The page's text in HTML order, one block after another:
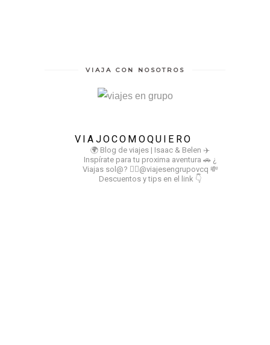
VIAJA CON NOSOTROS
VIAJOCOMOQUIERO
🌍 Blog de viajes | Isaac & Belen ✈️
Inspírate para tu proxima aventura 🚗 ¿
Viajas sol@? 👉🏻@viajesengrupovcq 💸
Descuentos y tips en el link 👇